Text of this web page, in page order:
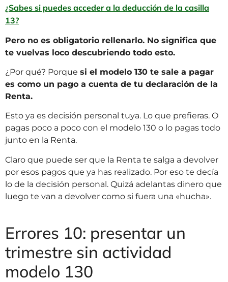
¿Sabes si puedes acceder a la deducción de la casilla
13?
Pero no es obligatorio rellenarlo. No significa que
te vuelvas loco descubriendo todo esto.
¿Por qué? Porque si el modelo 130 te sale a pagar
es como un pago a cuenta de tu declaración de la
Renta.
Esto ya es decisión personal tuya. Lo que prefieras. O
pagas poco a poco con el modelo 130 o lo pagas todo
junto en la Renta.
Claro que puede ser que la Renta te salga a devolver
por esos pagos que ya has realizado. Por eso te decía
lo de la decisión personal. Quizá adelantas dinero que
luego te van a devolver como si fuera una «hucha».
Errores 10: presentar un
trimestre sin actividad
modelo 130